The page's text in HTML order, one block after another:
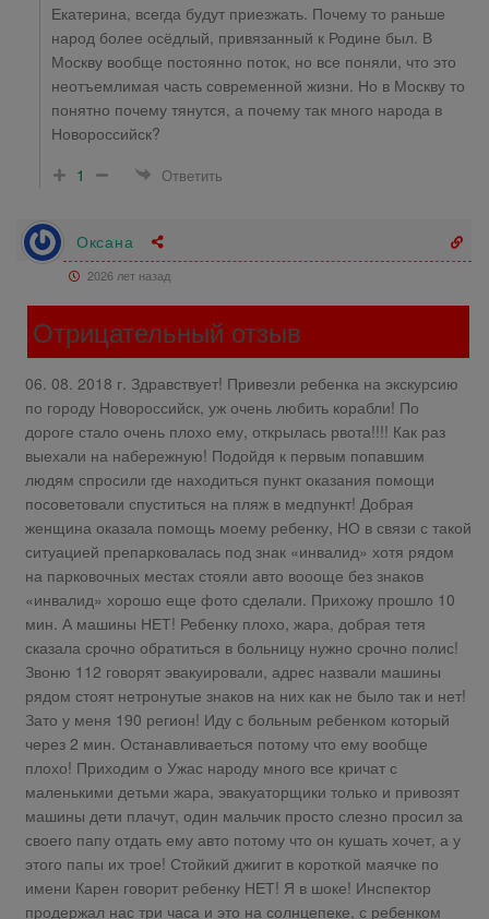
Екатерина, всегда будут приезжать. Почему то раньше
народ более осёдлый, привязанный к Родине был. В
Москву вообще постоянно поток, но все поняли, что это
неотъемлимая часть современной жизни. Но в Москву то
понятно почему тянутся, а почему так много народа в
Новороссийск?
1
Ответить
Оксана
2026 лет назад
Отрицательный отзыв
06. 08. 2018 г. Здравствует! Привезли ребенка на экскурсию
по городу Новороссийск, уж очень любить корабли! По
дороге стало очень плохо ему, открылась рвота!!!! Как раз
выехали на набережную! Подойдя к первым попавшим
людям спросили где находиться пункт оказания помощи
посоветовали спуститься на пляж в медпункт! Добрая
женщина оказала помощь моему ребенку, НО в связи с такой
ситуацией препарковалась под знак «инвалид» хотя рядом
на парковочных местах стояли авто воооще без знаков
«инвалид» хорошо еще фото сделали. Прихожу прошло 10
мин. А машины НЕТ! Ребенку плохо, жара, добрая тетя
сказала срочно обратиться в больницу нужно срочно полис!
Звоню 112 говорят эвакуировали, адрес назвали машины
рядом стоят нетронутые знаков на них как не было так и нет!
Зато у меня 190 регион! Иду с больным ребенком который
через 2 мин. Останавливаеться потому что ему вообще
плохо! Приходим о Ужас народу много все кричат с
маленькими детьми жара, эвакуаторщики только и привозят
машины дети плачут, один мальчик просто слезно просил за
своего папу отдать ему авто потому что он кушать хочет, а у
этого папы их трое! Стойкий джигит в короткой маячке по
имени Карен говорит ребенку НЕТ! Я в шоке! Инспектор
продержал нас три часа и это на солнцепеке, с ребенком